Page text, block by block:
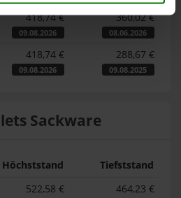
418,74 €
09.08.2026
360,02 €
08.06.2026
418,74 €
09.08.2026
288,67 €
09.08.2025
Sackware
Höchststand
Tiefststand
522,58 € 464,23 €